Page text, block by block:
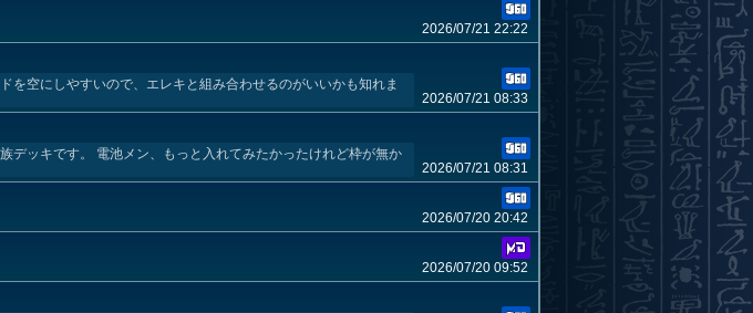
2026/07/21 22:22
を空にしやすいので、エレキと組み合わせるのがいいかも知れま
2026/07/21 08:33
デッキです。 電池メン、もっと入れてみたかったけれど枠が無か
2026/07/21 08:31
2026/07/20 20:42
2026/07/20 09:52